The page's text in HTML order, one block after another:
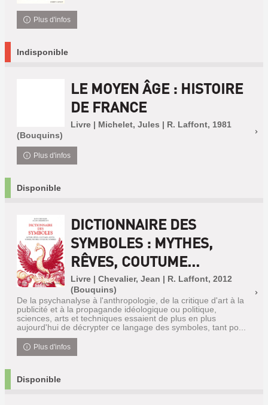
Plus d'infos
Indisponible
LE MOYEN ÂGE : HISTOIRE
DE FRANCE
Livre | Michelet, Jules | R. Laffont, 1981
(Bouquins)
Plus d'infos
Disponible
DICTIONNAIRE DES
SYMBOLES : MYTHES,
RÊVES, COUTUME...
Livre | Chevalier, Jean | R. Laffont, 2012
(Bouquins)
De la psychanalyse à l'anthropologie, de la critique d'art à la
publicité et à la propagande idéologique ou politique,
sciences, arts et techniques essaient de plus en plus
aujourd'hui de décrypter ce langage des symboles, tant po...
Plus d'infos
Disponible